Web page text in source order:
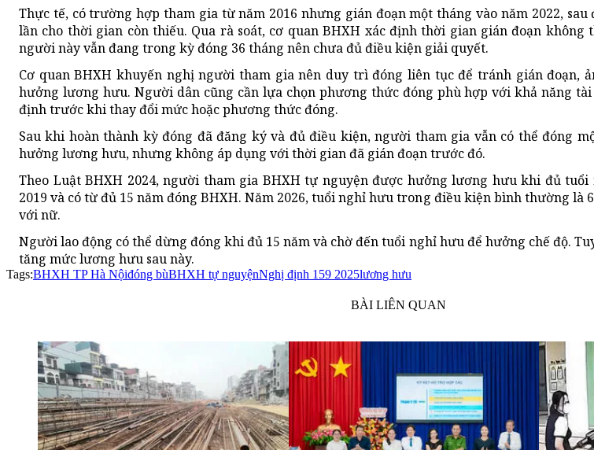
Thực tế, có trường hợp tham gia từ năm 2016 nhưng gián đoạn một tháng vào năm 2022,
lần cho thời gian còn thiếu. Qua rà soát, cơ quan BHXH xác định thời gian gián đoạn
người này vẫn đang trong kỳ đóng 36 tháng nên chưa đủ điều kiện giải quyết.
Cơ quan BHXH khuyến nghị người tham gia nên duy trì đóng liên tục để tránh gián đoạn,
hưởng lương hưu. Người dân cũng cần lựa chọn phương thức đóng phù hợp với khả năng
định trước khi thay đổi mức hoặc phương thức đóng.
Sau khi hoàn thành kỳ đóng đã đăng ký và đủ điều kiện, người tham gia vẫn có thể đóng
hưởng lương hưu, nhưng không áp dụng với thời gian đã gián đoạn trước đó.
Theo Luật BHXH 2024, người tham gia BHXH tự nguyện được hưởng lương hưu khi đủ
2019 và có từ đủ 15 năm đóng BHXH. Năm 2026, tuổi nghỉ hưu trong điều kiện bình thường là
với nữ.
Người lao động có thể dừng đóng khi đủ 15 năm và chờ đến tuổi nghỉ hưu để hưởng chế độ.
tăng mức lương hưu sau này.
Tags:BHXH TP Hà Nộiđóng bùBHXH tự nguyệnNghị định 159 2025lương hưu
BÀI LIÊN QUAN